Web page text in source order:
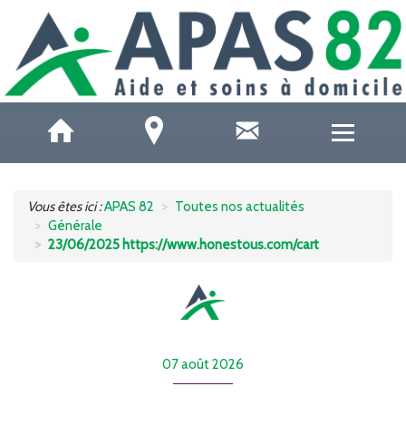
ACCUEILS DE JOUR
SOINS ET SANTÉ
Vous êtes ici :APAS 82
Toutes nos actualités
Générale
23/06/2025 https://www.honestous.com/cart
07 août 2026